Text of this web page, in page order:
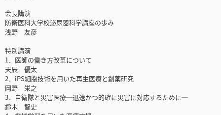
会長講演
防衛医科大学校泌尿器科学講座の歩み
浅野 友彦
特別講演
1．医師の働き方改革について
天辰 優太
2．iPS細胞技術を用いた再生医療と創薬研究
岡野 栄之
3．自衛隊と災害医療─迅速かつ的確に災害に対応するために─
鈴木 智史